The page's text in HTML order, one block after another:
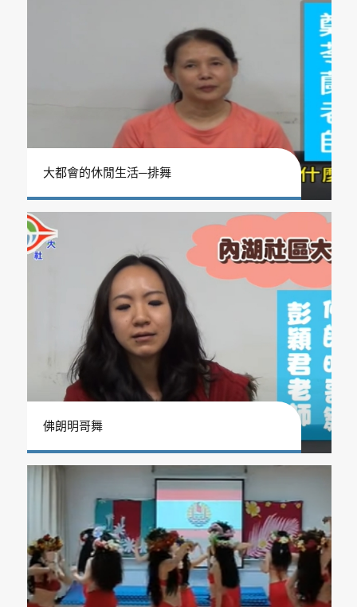
大都會的休閒生活─排舞
佛朗明哥舞